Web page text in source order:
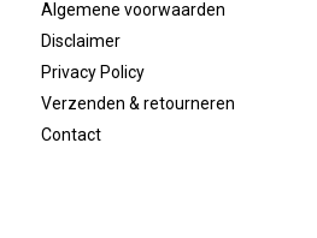
Algemene voorwaarden
Disclaimer
Privacy Policy
Verzenden & retourneren
Contact